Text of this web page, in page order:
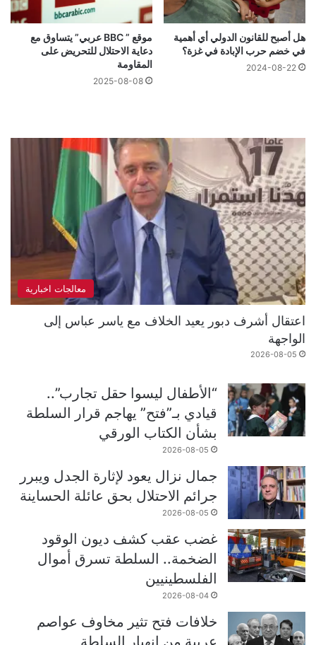
هل أصبح للقانون الدولي أي أهمية
في خضم حرب الإبادة في غزة؟
2024-08-22
موقع ” BBC عربي” يتساوق مع
دعاية الاحتلال للتحريض على
المقاومة
2025-08-08
معالجات اخبارية
اعتقال أشرف دبور يعيد الخلاف مع ياسر عباس إلى
الواجهة
2026-08-05
“الأطفال ليسوا حقل تجارب”..
قيادي بـ”فتح” يهاجم قرار السلطة
بشأن الكتاب الورقي
2026-08-05
جمال نزال يعود لإثارة الجدل ويبرر
جرائم الاحتلال بحق عائلة الحساينة
2026-08-05
غضب عقب كشف ديون الوقود
الضخمة.. السلطة تسرق أموال
الفلسطينيين
2026-08-04
خلافات فتح تثير مخاوف عواصم
عربية من انهيار السلطة